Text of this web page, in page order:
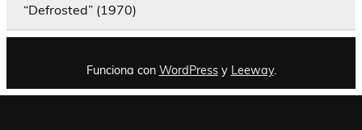
“Defrosted” (1970)
Funciona con WordPressy Leeway.